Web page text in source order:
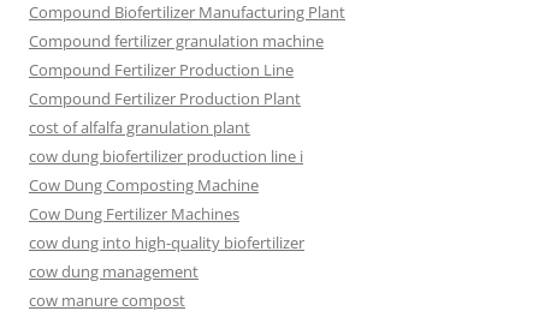
Compound Biofertilizer Manufacturing Plant
Compound fertilizer granulation machine
Compound Fertilizer Production Line
Compound Fertilizer Production Plant
cost of alfalfa granulation plant
cow dung biofertilizer production line i
Cow Dung Composting Machine
Cow Dung Fertilizer Machines
cow dung into high-quality biofertilizer
cow dung management
cow manure compost